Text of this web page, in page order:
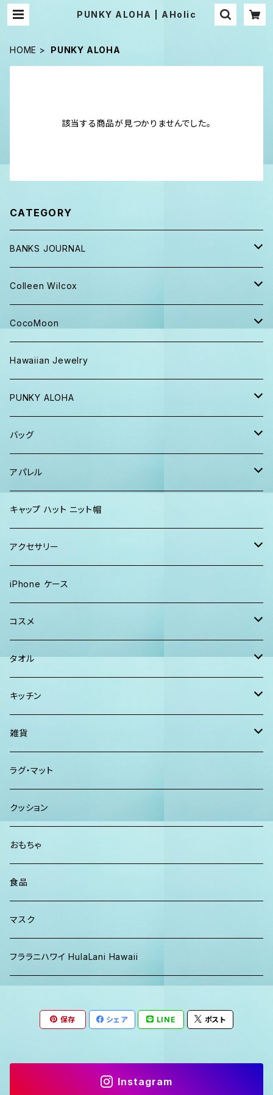
PUNKY ALOHA | AHolic
HOME PUNKY ALOHA
該当する商品が見つかりませんでした。
CATEGORY
BANKS JOURNAL
キャップ ニット帽
パンツ
Tシャツ、ロンT
半袖シャツ
ショーツ、短パン
パーカー、スウェット
Colleen Wilcox
ポーチ
バッグ
iPhoneケース
その他
タオル
CocoMoon
おくるみ
おくるみ&スタイ ギフト
マスク
ガウン&帽子セット
Hawaiian Jewelry
PUNKY ALOHA
トートバッグ・ポーチ
ハンカチタオル
ワンピース
バッグ
ポーチ
巾着バッグ
トートバッグ
2WAYバッグ
マルシェバッグ
ボストンバッグ
ショルダー
クラッチバッグ
アパレル
キッズ
キャップ
Tシャツ
レディース
ソックス
マキシワンピ、スカート
パンツ
パーカー、スウェット
メンズ
Tシャツ ロンT
カジュアルシャツ
キャップ ハット ニット帽
アクセサリー
Lani Hawaii Jewelry
Foterra Jewelry
AHolic Handmade
vividy
iPhone ケース
コスメ
BLOSSOM
KULA HERBS
ISLAND BATH & BODY
Maui Mike's
TERRANOVA
タオル
スマーフ
ハンドタオル、ハンカチタオル
キッチン
California Surf Supply
スマーフ
雑貨
ディフューザー
ラグ・マット
クッション
おもちゃ
食品
マスク
フララニハワイ HulaLani Hawaii
保存 シェア LINE ポスト
Instagram